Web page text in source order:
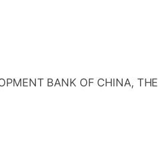
BANK OF CHINA, THE